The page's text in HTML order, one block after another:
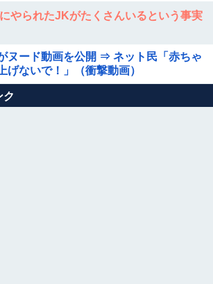
にやられたJKがたくさんいるという事実
ヌード動画を公開 ⇒ ネット民「赤ちゃ
げないで！」（衝撃動画）
相互RSS
ク